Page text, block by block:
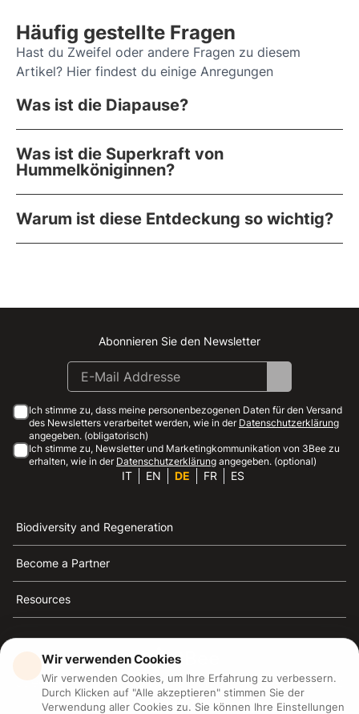
Häufig gestellte Fragen
Hast du Zweifel oder andere Fragen zu diesem
Artikel? Hier findest du einige Anregungen
Was ist die Diapause?
Was ist die Superkraft von
Hummelköniginnen?
Warum ist diese Entdeckung so wichtig?
Instagram
Facebook
Linkedin
Youtube
Abonnieren Sie den Newsletter
Ich stimme zu, dass meine personenbezogenen Daten für den Versand
des Newsletters verarbeitet werden, wie in der Datenschutzerklärung
angegeben. (obligatorisch)
Ich stimme zu, Newsletter und Marketingkommunikation von 3Bee zu
erhalten, wie in der Datenschutzerklärung angegeben. (optional)
IT EN DE FR ES
Biodiversity and Regeneration
Become a Partner
Resources
3Bee ist die Referenz für Nachhaltigkeit, Bienenschutz
und Biodiversität
Wir verwenden Cookies
Wir verwenden Cookies, um Ihre Erfahrung zu verbessern.
Durch Klicken auf "Alle akzeptieren" stimmen Sie der
Verwendung aller Cookies zu. Sie können Ihre Einstellungen